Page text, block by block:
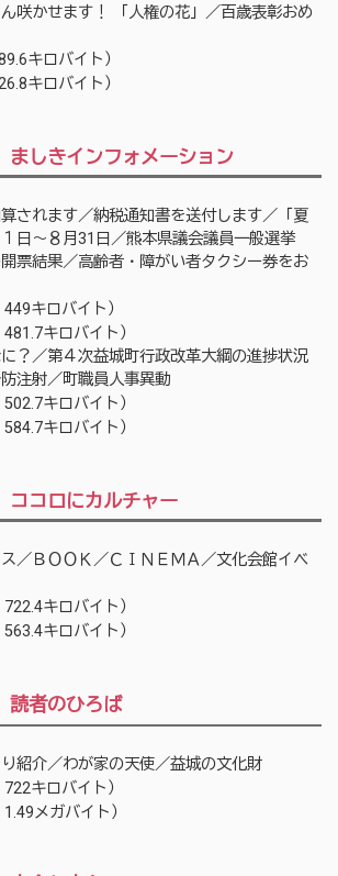
咲かせます！ 「人権の花」／百歳表彰おめ
キロバイト）
キロバイト）
しきインフォメーション
されます／納税通知書を送付します／「夏
日～８月31日／熊本県議会議員一般選挙
開票結果／高齢者・障がい者タクシー券をお
449キロバイト）
481.7キロバイト）
？／第４次益城町行政改革大綱の進捗状況
注射／町職員人事異動
502.7キロバイト）
584.7キロバイト）
コロにカルチャー
／ＢＯＯＫ／ＣＩＮＥＭＡ／文化会館イベ
722.4キロバイト）
563.4キロバイト）
読者のひろば
紹介／わが家の天使／益城の文化財
722キロバイト）
1.49メガバイト）